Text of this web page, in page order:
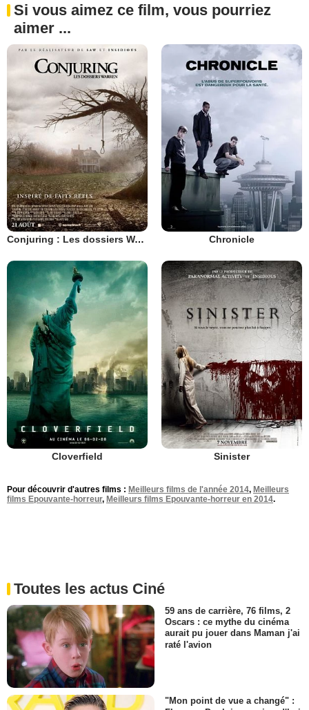
Si vous aimez ce film, vous pourriez
aimer ...
Conjuring : Les dossiers Warren Chronicle
Cloverfield Sinister
Pour découvrir d'autres films : Meilleurs films de l'année 2014, Meilleurs
films Epouvante-horreur, Meilleurs films Epouvante-horreur en 2014.
Toutes les actus Ciné
59 ans de carrière, 76 films, 2
Oscars : ce mythe du cinéma
aurait pu jouer dans Maman j'ai
raté l'avion
"Mon point de vue a changé" :